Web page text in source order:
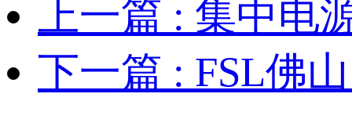
上一篇 : 集中电
下一篇 : FSL佛